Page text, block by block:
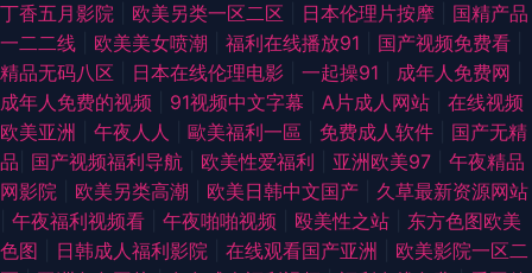
丁香五月影院
欧美另类一区二区 日本伦理片按摩
国精产品
一二二线
欧美美女喷潮 福利在线播放91 国产视频免费看
精品无码八区
日本在线伦理电影 一起操91 成年人免费网
成年人免费的视频
91视频中文字幕 A片成人网站
在线视频
欧美亚洲
午夜人人 歐美福利一區 免费成人软件
国产无精
品 国产视频福利导航 欧美性爱福利 亚洲欧美97
午夜精品
网影院
欧美另类高潮 欧美日韩中文国产
久草最新资源网站
午夜福利视频看 午夜啪啪视频 殴美性之站
东方色图欧美
色图
日韩成人福利影院 在线观看国产亚洲
欧美影院一区二